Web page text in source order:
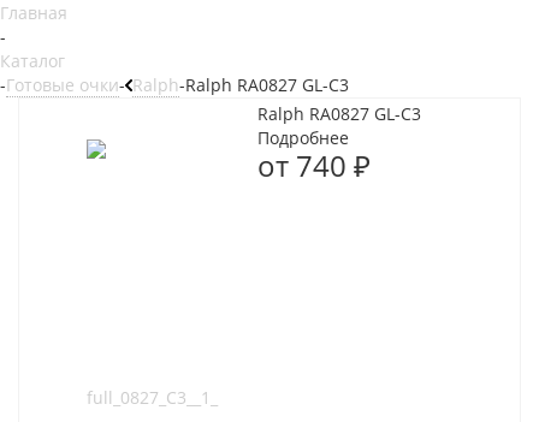
Главная
-
Каталог
-Готовые очки- Ralph-Ralph RA0827 GL-C3
Ralph RA0827 GL-C3
Подробнее
от 740 ₽